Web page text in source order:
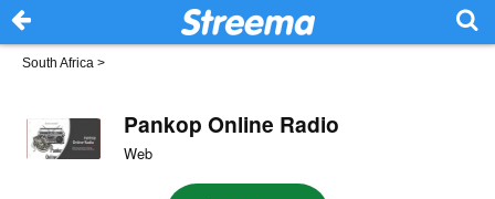
South Africa >
Pankop Online Radio
Web